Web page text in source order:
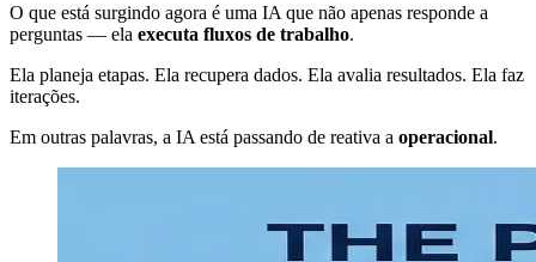
O que está surgindo agora é uma IA que não apenas responde a
perguntas — ela executa fluxos de trabalho.
Ela planeja etapas. Ela recupera dados. Ela avalia resultados. Ela faz
iterações.
Em outras palavras, a IA está passando de reativa a operacional.